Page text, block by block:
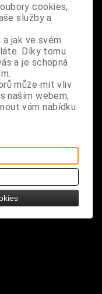
a plastovými
cm
cookies,
služby a
jak ve svém
Díky tomu
a je schopná
může mít vliv
naším webem,
vám nabídku